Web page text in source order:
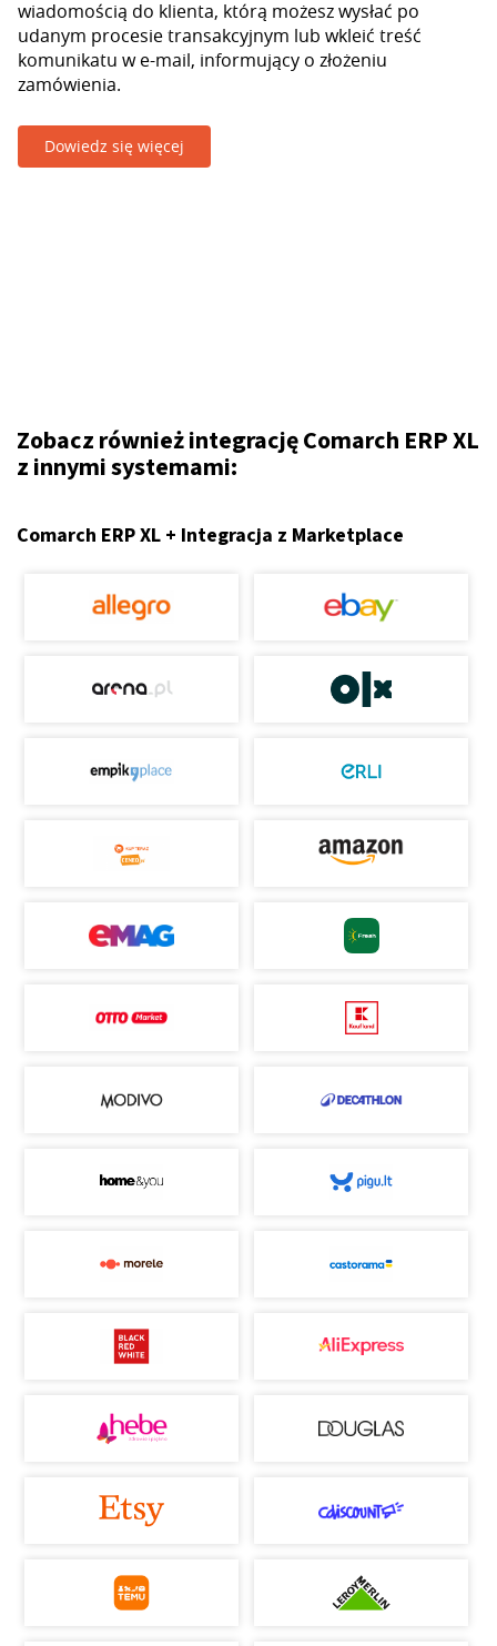
wiadomością do klienta, którą możesz wysłać po
udanym procesie transakcyjnym lub wkleić treść
komunikatu w e-mail, informujący o złożeniu
zamówienia.
Dowiedz się więcej
Zobacz również integrację Comarch ERP XL
z innymi systemami:
Comarch ERP XL + Integracja z Marketplace